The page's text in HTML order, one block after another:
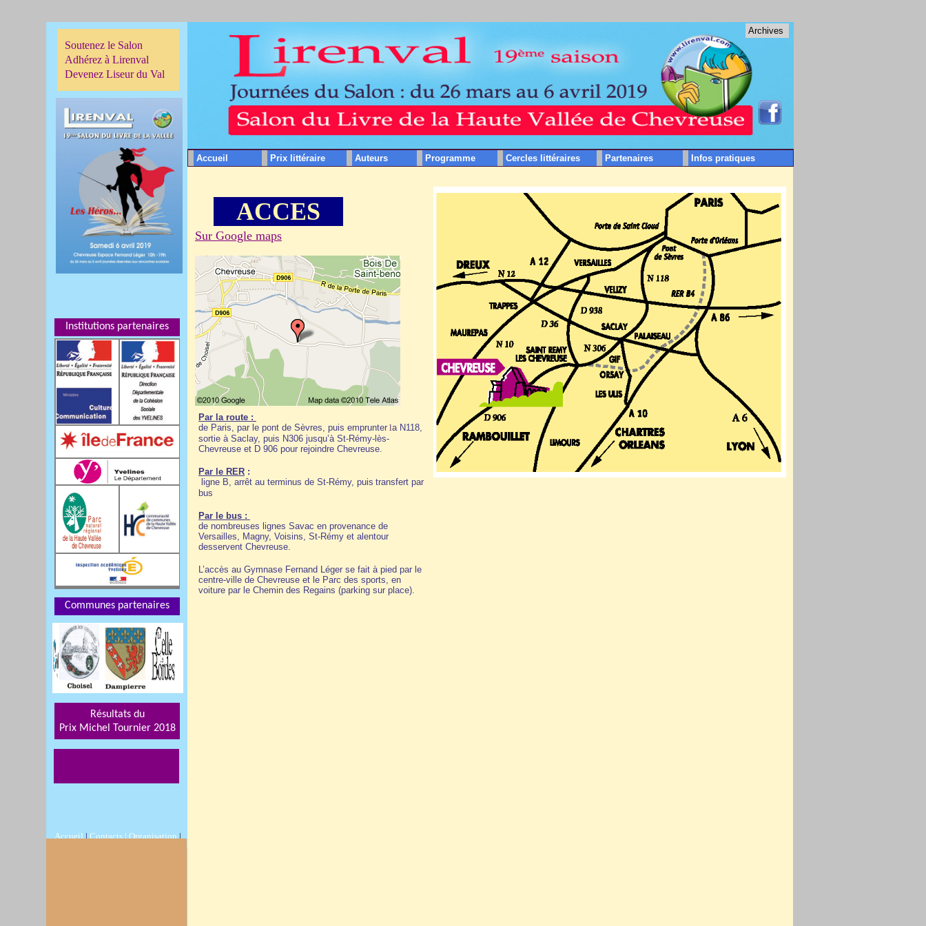
Par la route :
de Paris, par le pont de Sèvres, puis emprunter la N118,
sortie à Saclay, puis N306 jusqu’à St-Rémy-lès-
Chevreuse et D 906 pour rejoindre Chevreuse.
Par le RER :
ligne B, arrêt au terminus de St-Rémy, puis transfert par
bus
Par le bus :
de nombreuses lignes Savac en provenance de
Versailles, Magny, Voisins, St-Rémy et alentour
desservent Chevreuse.
L’accès au Gymnase Fernand Léger se fait à pied par le
centre-ville de Chevreuse et le Parc des sports, en
voiture par le Chemin des Regains (parking sur place).
ACCES
Sur Google maps
Accueil Cercles littéraires
Prix littéraire Auteurs Programme Partenaires Infos pratiques
Soutenez le Salon
Adhérez à Lirenval
Devenez Liseur du Val
Accueil|Contacts | Organisation |
Institutions partenaires
Communes partenaires
Résultats du
Prix Michel Tournier 2018
Archives